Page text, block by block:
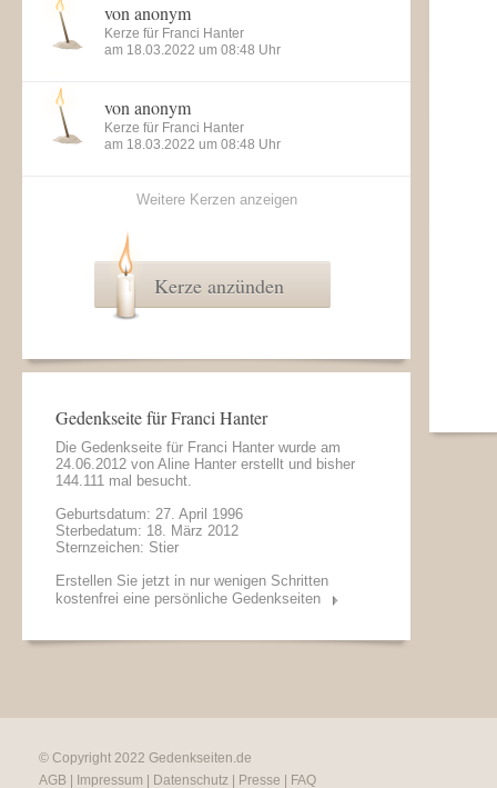
von anonym
Kerze für Franci Hanter
am 18.03.2022 um 08:48 Uhr
von anonym
Kerze für Franci Hanter
am 18.03.2022 um 08:48 Uhr
Weitere Kerzen anzeigen
Kerze anzünden
Gedenkseite für Franci Hanter
Die Gedenkseite für Franci Hanter wurde am
24.06.2012 von Aline Hanter erstellt und bisher
144.111 mal besucht.
Geburtsdatum: 27. April 1996
Sterbedatum: 18. März 2012
Sternzeichen: Stier
Erstellen Sie jetzt in nur wenigen Schritten
kostenfrei eine persönliche Gedenkseiten
© Copyright 2022 Gedenkseiten.de
AGB
Impressum Datenschutz Presse
FAQ